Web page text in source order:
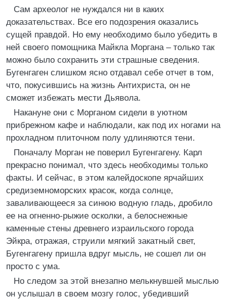
Сам археолог не нуждался ни в каких
доказательствах. Все его подозрения оказались
сущей правдой. Но ему необходимо было убедить в
ней своего помощника Майкла Моргана – только так
можно было сохранить эти страшные сведения.
Бугенгаген слишком ясно отдавал себе отчет в том,
что, покусившись на жизнь Антихриста, он не
сможет избежать мести Дьявола.
Накануне они с Морганом сидели в уютном
прибрежном кафе и наблюдали, как под их ногами на
прохладном плиточном полу удлиняются тени.
Поначалу Морган не поверил Бугенгагену. Карл
прекрасно понимал, что здесь необходимы только
факты. И сейчас, в этом калейдоскопе ярчайших
средиземноморских красок, когда солнце,
заваливающееся за синюю водную гладь, дробило
ее на огненно-рыжие осколки, а белоснежные
каменные стены древнего израильского города
Эйкра, отражая, струили мягкий закатный свет,
Бугенгагену пришла вдруг мысль, не сошел ли он
просто с ума.
Но следом за этой внезапно мелькнувшей мыслью
он услышал в своем мозгу голос, убедивший